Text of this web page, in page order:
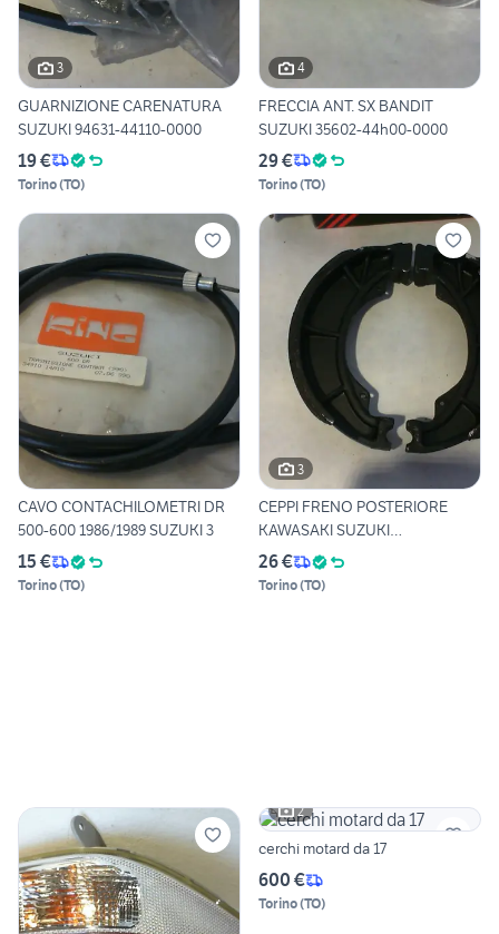
3
GUARNIZIONE CARENATURA
SUZUKI 94631-44110-0000
19 €
Torino(TO)
4
FRECCIA ANT. SX BANDIT
SUZUKI 35602-44h00-0000
29 €
Torino(TO)
CAVO CONTACHILOMETRI DR
500-600 1986/1989 SUZUKI 3
15 €
Torino(TO)
3
CEPPI FRENO POSTERIORE
KAWASAKI SUZUKI
SPECIALBRAK
26 €
Torino(TO)
2
cerchi motard da 17
600 €
Torino(TO)